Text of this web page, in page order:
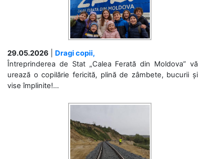
29.05.2026
Dragi copii,
Întreprinderea de Stat „Calea Ferată din Moldova” vă
urează o copilărie fericită, plină de zâmbete, bucurii și
vise împlinite!...